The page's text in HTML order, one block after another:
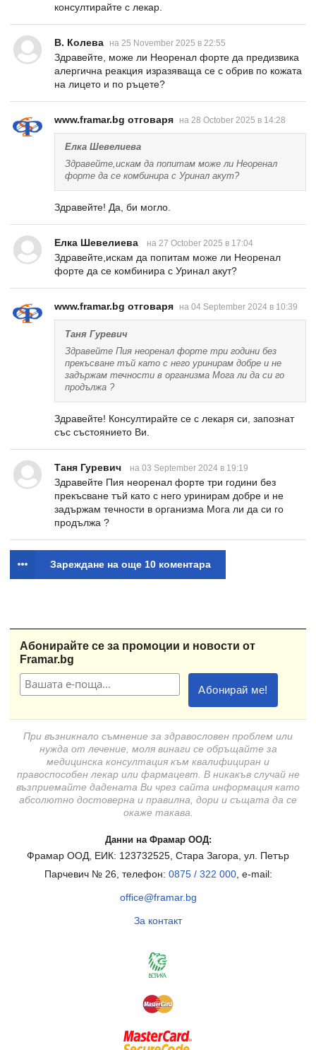
консултирайте с лекар.
В. Колева на 25 November 2025 в 22:55
Здравейте, може ли Неоренал форте да предизвика
алергична реакция изразяваща се с обрив по кожата
на лицето и по ръцете?
www.framar.bg отговаря на 28 October 2025 в 14:28
Елка Шевелиева
Здравейте,искам да попитам може ли Неоренал
форте да се комбинира с Уринал акут?
Здравейте! Да, би могло.
Елка Шевелиева на 27 October 2025 в 17:04
Здравейте,искам да попитам може ли Неоренал
форте да се комбинира с Уринал акут?
www.framar.bg отговаря на 04 September 2024 в 10:39
Таня Гуревич
Здравейте Пия неоренал форте три години без
прекъсване тъй като с него уринирам добре и не
задържам течности в организма Мога ли да си го
продължа ?
Здравейте! Консултирайте се с лекаря си, запознат
със състоянието Ви.
Таня Гуревич на 03 September 2024 в 19:19
Здравейте Пия неоренал форте три години без
прекъсване тъй като с него уринирам добре и не
задържам течности в организма Мога ли да си го
продължа ?
Зареждане на още 10 коментара
Абонирайте се за промоции и новости от
Framar.bg
При възникнало съмнение за здравословен проблем или
нужда от лечение, моля винаги се обръщайте за
медицинска консултация към квалифициран и
правоспособен лекар или фармацевт. В никакъв случай не
възприемайте дадената Ви чрез сайта информация като
абсолютно достоверна и правилна, дори и същата да се
окаже такава.
Данни на Фрамар ООД:
Фрамар ООД, ЕИК: 123732525, Стара Загора, ул. Петър
Парчевич № 26, телефон: 0875 / 322 000, e-mail:
office@framar.bg
За контакт